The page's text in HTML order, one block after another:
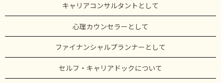
キャリアコンサルタントとして
心理カウンセラーとして
ファイナンシャルプランナーとして
セルフ・キャリアドックについて